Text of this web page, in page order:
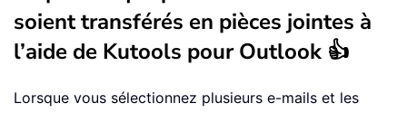
soient transférés en pièces jointes à
l’aide de Kutools pour Outlook 👍
Lorsque vous sélectionnez plusieurs e-mails et les